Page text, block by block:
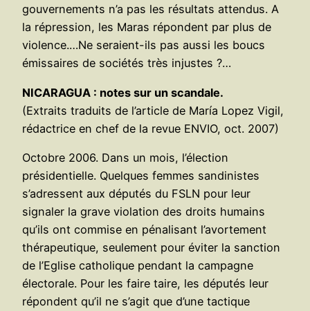
gouvernements n’a pas les résultats attendus. A
la répression, les Maras répondent par plus de
violence.…Ne seraient-ils pas aussi les boucs
émissaires de sociétés très injustes ?…
NICARAGUA : notes sur un scandale.
(Extraits traduits de l’article de María Lopez Vigil,
rédactrice en chef de la revue ENVIO, oct. 2007)
Octobre 2006. Dans un mois, l’élection
présidentielle. Quelques femmes sandinistes
s’adressent aux députés du FSLN pour leur
signaler la grave violation des droits humains
qu’ils ont commise en pénalisant l’avortement
thérapeutique, seulement pour éviter la sanction
de l’Eglise catholique pendant la campagne
électorale. Pour les faire taire, les députés leur
répondent qu’il ne s’agit que d’une tactique